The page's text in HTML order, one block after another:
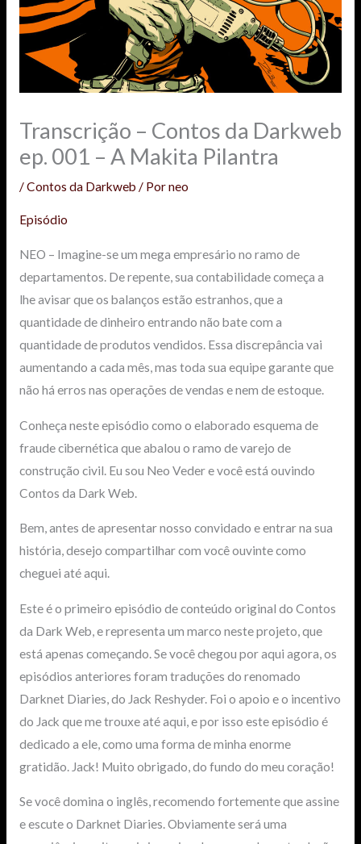
Transcrição – Contos da Darkweb
ep. 001 – A Makita Pilantra
/Contos da Darkweb / Porneo
Episódio
NEO – Imagine-se um mega empresário no ramo de
departamentos. De repente, sua contabilidade começa a
lhe avisar que os balanços estão estranhos, que a
quantidade de dinheiro entrando não bate com a
quantidade de produtos vendidos. Essa discrepância vai
aumentando a cada mês, mas toda sua equipe garante que
não há erros nas operações de vendas e nem de estoque.
Conheça neste episódio como o elaborado esquema de
fraude cibernética que abalou o ramo de varejo de
construção civil. Eu sou Neo Veder e você está ouvindo
Contos da Dark Web.
Bem, antes de apresentar nosso convidado e entrar na sua
história, desejo compartilhar com você ouvinte como
cheguei até aqui.
Este é o primeiro episódio de conteúdo original do Contos
da Dark Web, e representa um marco neste projeto, que
está apenas começando. Se você chegou por aqui agora, os
episódios anteriores foram traduções do renomado
Darknet Diaries, do Jack Reshyder. Foi o apoio e o incentivo
do Jack que me trouxe até aqui, e por isso este episódio é
dedicado a ele, como uma forma de minha enorme
gratidão. Jack! Muito obrigado, do fundo do meu coração!
Se você domina o inglês, recomendo fortemente que assine
e escute o Darknet Diaries. Obviamente será uma